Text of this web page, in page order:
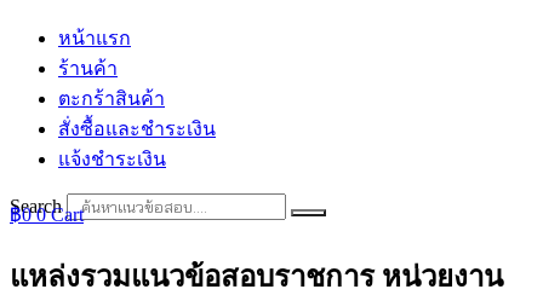
หน้าแรก
ร้านค้า
ตะกร้าสินค้า
สั่งซื้อและชำระเงิน
แจ้งชำระเงิน
Search
฿0 0 Cart
แหล่งรวมแนวข้อสอบราชการ หน่วยงาน